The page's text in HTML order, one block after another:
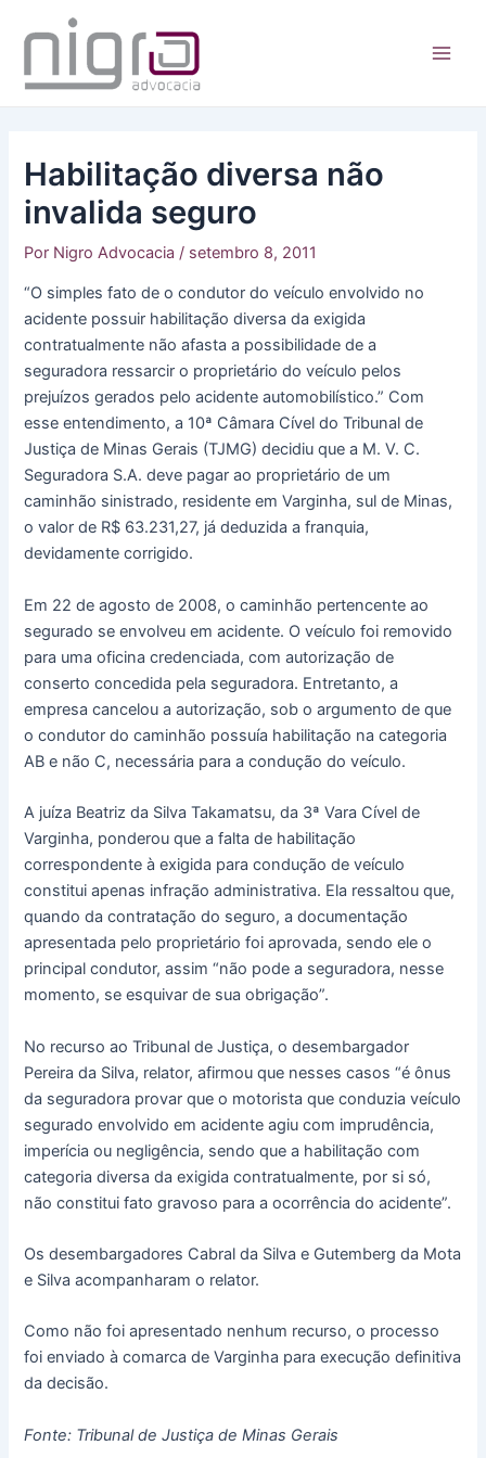
para
conteúdo
Habilitação diversa não
invalida seguro
Por Nigro Advocacia / setembro 8, 2011
“O simples fato de o condutor do veículo envolvido no
acidente possuir habilitação diversa da exigida
contratualmente não afasta a possibilidade de a
seguradora ressarcir o proprietário do veículo pelos
prejuízos gerados pelo acidente automobilístico.” Com
esse entendimento, a 10ª Câmara Cível do Tribunal de
Justiça de Minas Gerais (TJMG) decidiu que a M. V. C.
Seguradora S.A. deve pagar ao proprietário de um
caminhão sinistrado, residente em Varginha, sul de Minas,
o valor de R$ 63.231,27, já deduzida a franquia,
devidamente corrigido.
Em 22 de agosto de 2008, o caminhão pertencente ao
segurado se envolveu em acidente. O veículo foi removido
para uma oficina credenciada, com autorização de
conserto concedida pela seguradora. Entretanto, a
empresa cancelou a autorização, sob o argumento de que
o condutor do caminhão possuía habilitação na categoria
AB e não C, necessária para a condução do veículo.
A juíza Beatriz da Silva Takamatsu, da 3ª Vara Cível de
Varginha, ponderou que a falta de habilitação
correspondente à exigida para condução de veículo
constitui apenas infração administrativa. Ela ressaltou que,
quando da contratação do seguro, a documentação
apresentada pelo proprietário foi aprovada, sendo ele o
principal condutor, assim “não pode a seguradora, nesse
momento, se esquivar de sua obrigação”.
No recurso ao Tribunal de Justiça, o desembargador
Pereira da Silva, relator, afirmou que nesses casos “é ônus
da seguradora provar que o motorista que conduzia veículo
segurado envolvido em acidente agiu com imprudência,
imperícia ou negligência, sendo que a habilitação com
categoria diversa da exigida contratualmente, por si só,
não constitui fato gravoso para a ocorrência do acidente”.
Os desembargadores Cabral da Silva e Gutemberg da Mota
e Silva acompanharam o relator.
Como não foi apresentado nenhum recurso, o processo
foi enviado à comarca de Varginha para execução definitiva
da decisão.
Fonte: Tribunal de Justiça de Minas Gerais